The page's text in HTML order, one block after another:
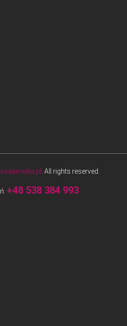
. All rights reserved.
+48 538 384 993